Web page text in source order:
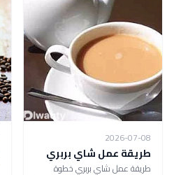
2026-07-08
طريقة عمل شاي بربري
طريقة عمل شاي بربري خطوة